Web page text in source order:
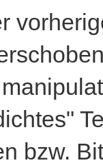
bzw.